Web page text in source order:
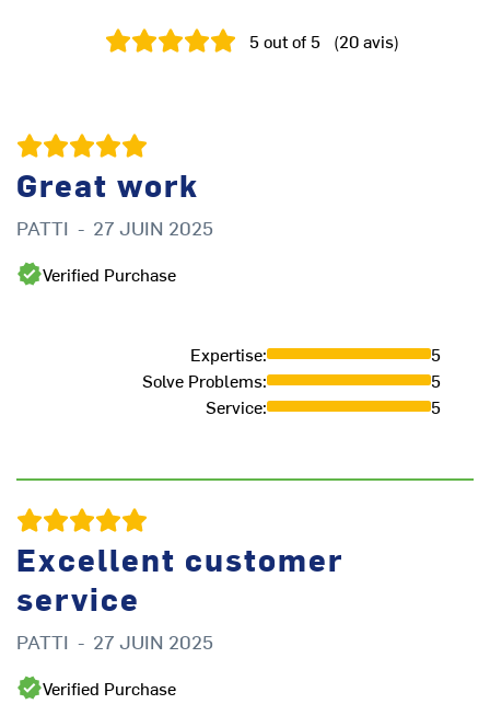
5out of 5 (20 avis)
Great work
PATTI - 27 JUIN 2025
Verified Purchase
Expertise:
5
Solve Problems:
5
Service: 5
Excellent customer
service
PATTI - 27 JUIN 2025
Verified Purchase